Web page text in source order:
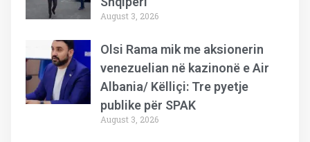
August 3, 2026
Olsi Rama mik me aksionerin
venezuelian në kazinonë e Air
Albania/ Këlliçi: Tre pyetje
publike për SPAK
August 3, 2026